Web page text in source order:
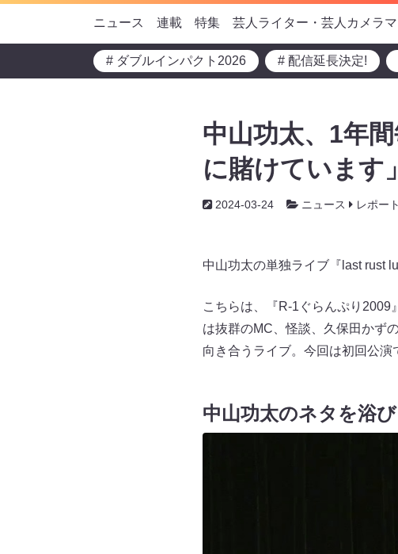
ニュース 連載 特集 芸人ライター・芸人カメラ
# ダブルインパクト2026 # 配信延長決定!
中山功太、1年
に賭けています
2024-03-24 ニュース レポート
中山功太の単独ライブ『last rust
こちらは、『R-1ぐらんぷり
は抜群のMC、怪談、久保田かず
向き合うライブ。今回は初回公演
中山功太のネタを浴び